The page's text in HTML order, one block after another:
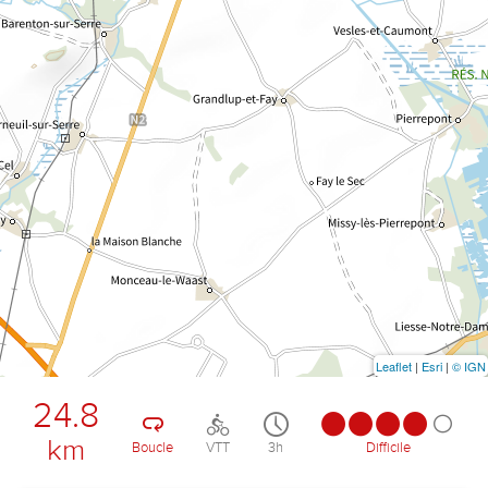
24.8
km Boucle VTT 3h Difficile
Leaflet | Esri | © IGN